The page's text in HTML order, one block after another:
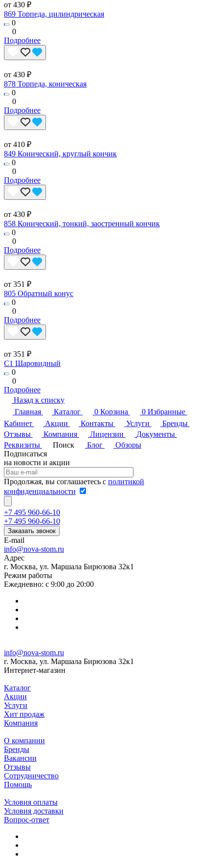
от 430 ₽
869 Торпеда, цилиндрическая
0
0
Подробнее
от 430 ₽
878 Торпеда, коническая
0
0
Подробнее
от 410 ₽
849 Конический, круглый кончик
0
0
Подробнее
от 430 ₽
858 Конический, тонкий, заостренный кончик
0
0
Подробнее
от 351 ₽
805 Обратный конус
0
0
Подробнее
от 351 ₽
C1 Шаровидный
0
0
Подробнее
Назад к списку
Главная
Каталог 0 Корзина 0 Избранные
Кабинет
Акции Контакты Услуги
Бренды
Отзывы
Компания Лицензии
Документы
Реквизиты
Поиск Блог
Обзоры
Подписаться
на новости и акции
Продолжая, вы соглашаетесь с политикой
конфиденциальности
+7 495 960-66-10
+7 495 960-66-10
Заказать звонок
E-mail
info@nova-stom.ru
Адрес
г. Москва, ул. Маршала Бирюзова 32к1
Режим работы
Ежедневно: с 9:00 до 20:00
info@nova-stom.ru
г. Москва, ул. Маршала Бирюзова 32к1
Интернет-магазин
Каталог
Акции
Услуги
Хит продаж
Компания
О компании
Бренды
Вакансии
Отзывы
Сотрудничество
Помощь
Условия оплаты
Условия доставки
Вопрос-ответ